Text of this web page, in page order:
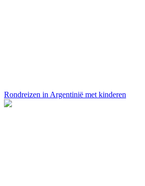
Rondreizen in Argentinië met kinderen